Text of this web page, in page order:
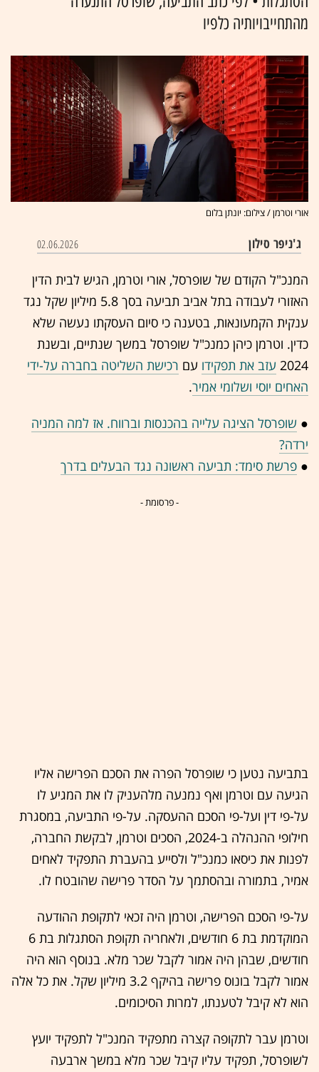
מהתחייבויותיה כלפיו
אורי וטרמן / צילום: יונתן בלום
ג'ניפר סילון 02.06.2026
המנכ"ל הקודם של שופרסל, אורי וטרמן, הגיש לבית הדין
האזורי לעבודה בתל אביב תביעה בסך 5.8 מיליון שקל נגד
ענקית הקמעונאות, בטענה כי סיום העסקתו נעשה שלא
כדין. וטרמן כיהן כמנכ"ל שופרסל במשך שנתיים, ובשנת
2024 עזב את תפקידו עם רכישת השליטה בחברה על-ידי
האחים יוסי ושלומי אמיר.
● שופרסל הציגה עלייה בהכנסות וברווח. אז למה המניה
ירדה?
● פרשת סימד: תביעה ראשונה נגד הבעלים בדרך
- פרסומת -
בתביעה נטען כי שופרסל הפרה את הסכם הפרישה אליו
הגיעה עם וטרמן ואף נמנעה מלהעניק לו את המגיע לו
על-פי דין ועל-פי הסכם ההעסקה. על-פי התביעה, במסגרת
חילופי ההנהלה ב-2024, הסכים וטרמן, לבקשת החברה,
לפנות את כיסאו כמנכ"ל ולסייע בהעברת התפקיד לאחים
אמיר, בתמורה ובהסתמך על הסדר פרישה שהובטח לו.
על-פי הסכם הפרישה, וטרמן היה זכאי לתקופת ההודעה
המוקדמת בת 6 חודשים, ולאחריה תקופת הסתגלות בת 6
חודשים, שבהן היה אמור לקבל שכר מלא. בנוסף הוא היה
אמור לקבל בונוס פרישה בהיקף 3.2 מיליון שקל. את כל אלה
הוא לא קיבל לטענתו, למרות הסיכומים.
וטרמן עבר לתקופה קצרה מתפקיד המנכ"ל לתפקיד יועץ
לשופרסל, תפקיד עליו קיבל שכר מלא במשך ארבעה